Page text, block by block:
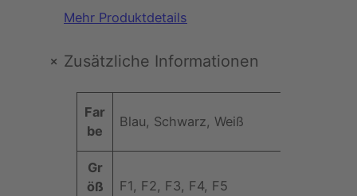
Mehr Produktdetails
+Zusätzliche Informationen
E
i
e
n
Far
be
Blau, Schwarz, Weiß
Gr
öß
F1, F2, F3, F4, F5